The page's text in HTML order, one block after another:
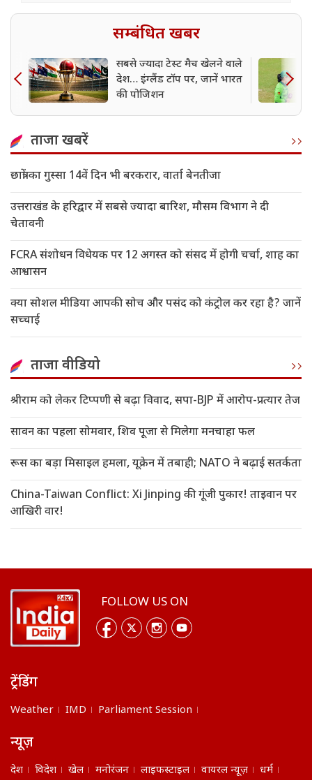
सम्बंधित खबर
सबसे ज्यादा टेस्ट मैच खेलने वाले
देश… इंग्लैंड टॉप पर, जानें भारत
की पोजिशन
ताजा खबरें
छात्रों का गुस्सा 14वें दिन भी बरकरार, वार्ता बेनतीजा
उत्तराखंड के हरिद्वार में सबसे ज्यादा बारिश, मौसम विभाग ने दी
चेतावनी
FCRA संशोधन विधेयक पर 12 अगस्त को संसद में होगी चर्चा, शाह का
आश्वासन
क्या सोशल मीडिया आपकी सोच और पसंद को कंट्रोल कर रहा है? जानें
सच्चाई
ताजा वीडियो
श्रीराम को लेकर टिप्पणी से बढ़ा विवाद, सपा-BJP में आरोप-प्रत्यार तेज
सावन का पहला सोमवार, शिव पूजा से मिलेगा मनचाहा फल
रूस का बड़ा मिसाइल हमला, यूक्रेन में तबाही; NATO ने बढ़ाई सतर्कता
China-Taiwan Conflict: Xi Jinping की गूंजी पुकार! ताइवान पर
आखिरी वार!
FOLLOW US ON
ट्रेंडिंग
Weather IMD Parliament Session
न्यूज़
देश विदेश खेल मनोरंजन लाइफस्टाइल वायरल न्यूज़ धर्म